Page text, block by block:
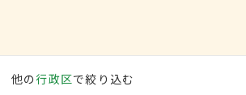
他の行政区で絞り込む